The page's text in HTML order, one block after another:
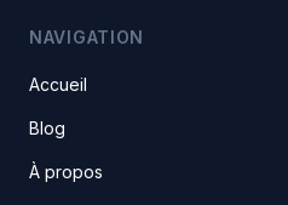
NAVIGATION
Accueil
Blog
À propos